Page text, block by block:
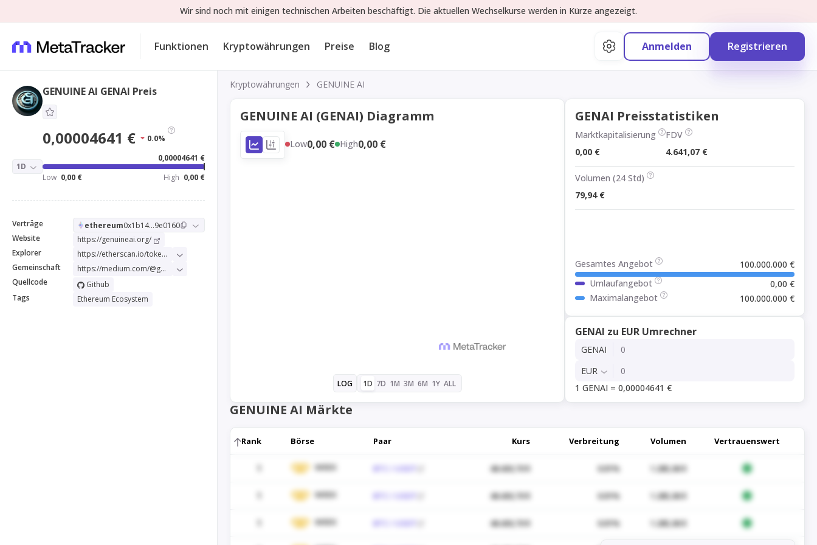
Wir sind noch mit einigen technischen Arbeiten beschäftigt. Die aktuellen Wechselkurse werden in Kürze angezeigt.
Funktionen Kryptowährungen Preise Blog Anmelden Registrieren
GENUINE AI GENAI Preis
0,00004641 € 0.0%
1D
0,00004641 €
Low 0,00 € High 0,00 €
Verträge ethereum0x1b14...9e0160
Website
https://genuineai.org/
Explorer
https://etherscan.io/token/0x1b141e732a33d793d788ae65e1378013d49e0160
Gemeinschaft
https://medium.com/@genuineai.erc20
Quellcode
Github
Tags
Ethereum Ecosystem
Kryptowährungen GENUINE AI
GENUINE AI (GENAI) Diagramm
Low0,00 € High0,00 €
LOG 1D 7D 1M 3M 6M 1Y ALL
GENAI Preisstatistiken
Marktkapitalisierung
0,00 €
FDV
4.641,07 €
Volumen (24 Std)
79,94 €
Gesamtes Angebot
100.000.000 €
Umlaufangebot
0,00 €
Maximalangebot
100.000.000 €
GENAI zu EUR Umrechner
GENAI
EUR
1 GENAI = 0,00004641 €
GENUINE AI Märkte
Rank Börse Paar Kurs Verbreitung Volumen Vertrauenswert
WEEX 48.430,70 $ 0.01% 1.285,06 $
WEEX 48.430,70 $ 0.01% 1.285,06 $
WEEX 48.430,70 $ 0.01% 1.285,06 $